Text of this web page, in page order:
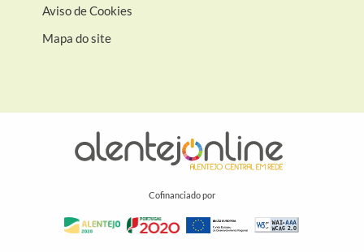
Aviso de Cookies
Mapa do site
Cofinanciado por